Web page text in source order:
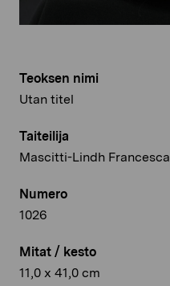
Teoksen nimi
Utan titel
Taiteilija
Mascitti-Lindh Francesca
Numero
1026
Mitat / kesto
11,0 x 41,0 cm